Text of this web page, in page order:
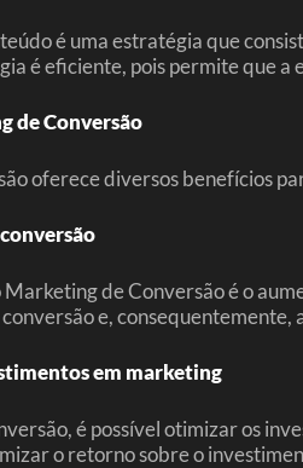
é uma estratégia que
é eficiente, pois permite que
de Conversão
oferece diversos benefícios
de Conversão é o
e,
em marketing
é possível otimizar os
o retorno sobre o